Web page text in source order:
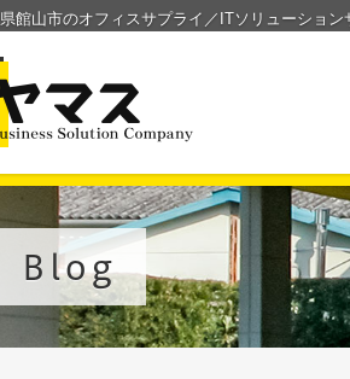
館山市のオフィスサプライ／ITソリューショ
Blog